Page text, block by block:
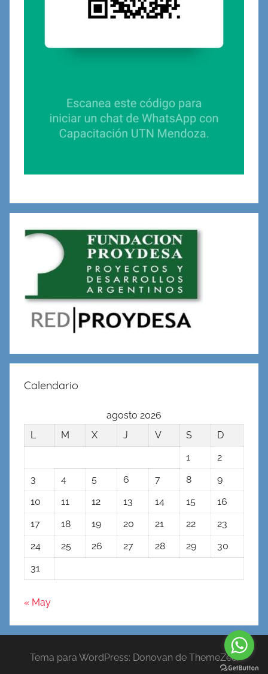
Calendario
agosto 2026
L
M X J V S
D
1
2
3
4 5 6 7 8
9
10
11 12 13 14 15
16
17
18 19 20 21 22
23
24
25 26 27 28 29
30
31
« May
Tema para WordPress: Donovan de ThemeZee.